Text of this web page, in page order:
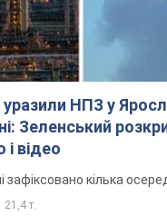
НПЗ у
Зеленський
операції. Фото і відео
зафіксовано кілька
21,4 т.